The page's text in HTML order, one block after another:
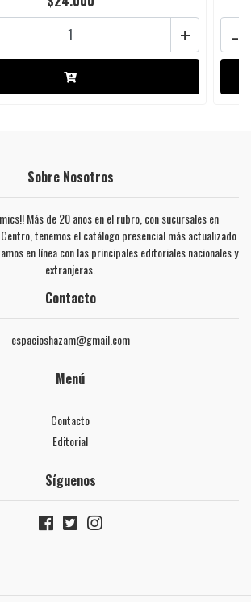
+ -
Sobre Nosotros
Más de 20 años en el rubro, con sucursales en
tenemos el catálogo presencial más actualizado
en línea con las principales editoriales nacionales y
extranjeras.
Contacto
espacioshazam@gmail.com
Menú
Contacto
Editorial
Síguenos